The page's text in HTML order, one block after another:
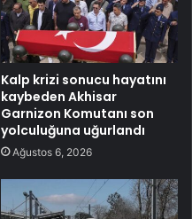
Kalp krizi sonucu hayatını
kaybeden Akhisar
Garnizon Komutanı son
yolculuğuna uğurlandı
Ağustos 6, 2026